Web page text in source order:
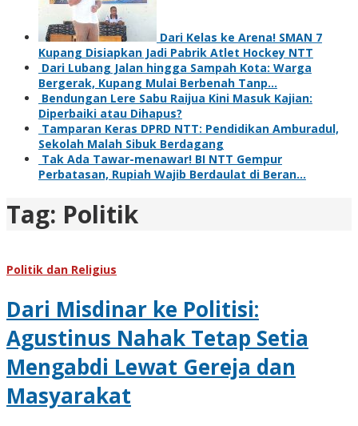
Dari Kelas ke Arena! SMAN 7
Kupang Disiapkan Jadi Pabrik Atlet Hockey NTT
Dari Lubang Jalan hingga Sampah Kota: Warga
Bergerak, Kupang Mulai Berbenah Tanp…
Bendungan Lere Sabu Raijua Kini Masuk Kajian:
Diperbaiki atau Dihapus?
Tamparan Keras DPRD NTT: Pendidikan Amburadul,
Sekolah Malah Sibuk Berdagang
Tak Ada Tawar-menawar! BI NTT Gempur
Perbatasan, Rupiah Wajib Berdaulat di Beran…
Tag: Politik
Politik dan Religius
Dari Misdinar ke Politisi:
Agustinus Nahak Tetap Setia
Mengabdi Lewat Gereja dan
Masyarakat